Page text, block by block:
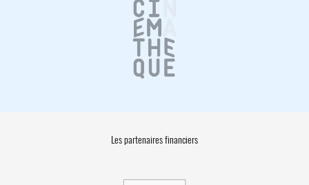
Les partenaires financiers